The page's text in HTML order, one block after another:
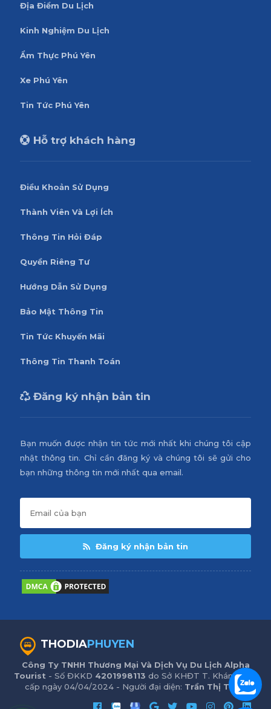
Địa Điểm Du Lịch
Kinh Nghiệm Du Lịch
Ẩm Thực Phú Yên
Xe Phú Yên
Tin Tức Phú Yên
Hỗ trợ khách hàng
Điều Khoản Sử Dụng
Thành Viên Và Lợi Ích
Thông Tin Hỏi Đáp
Quyền Riêng Tư
Hướng Dẫn Sử Dụng
Bảo Mật Thông Tin
Tin Tức Khuyến Mãi
Thông Tin Thanh Toán
Đăng ký nhận bản tin
Bạn muốn được nhận tin tức mới nhất khi chúng tôi cập
nhật thông tin. Chỉ cần đăng ký và chúng tôi sẽ gửi cho
bạn những thông tin mới nhất qua email.
Đăng ký nhận bản tin
THODIAPHUYEN
Công Ty TNHH Thương Mại Và Dịch Vụ Du Lịch Alpha
Tourist - Số ĐKKD 4201998113 do Sở KHĐT T. Khánh Hòa
cấp ngày 04/04/2024 - Người đại diện: Trần Thị Trinh